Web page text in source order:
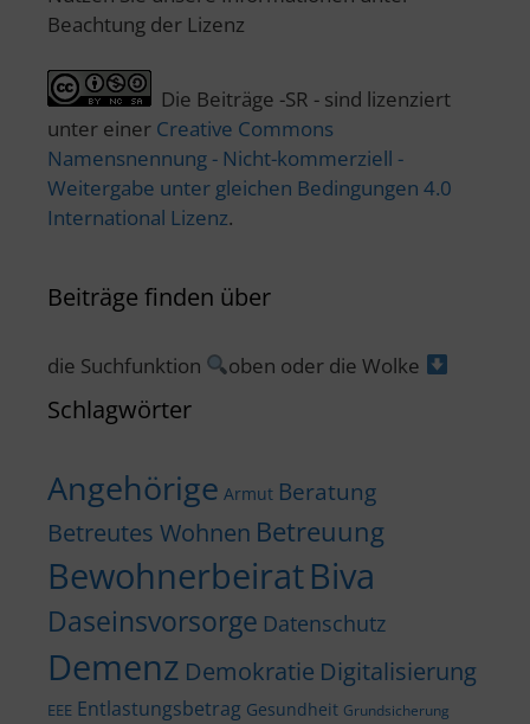
Beachtung der Lizenz
Die Beiträge -SR - sind lizenziert
unter einer Creative Commons
Namensnennung - Nicht-kommerziell -
Weitergabe unter gleichen Bedingungen 4.0
International Lizenz.
Beiträge finden über
die Suchfunktion oben oder die Wolke
Schlagwörter
Angehörige Armut Beratung
Betreutes Wohnen Betreuung
BewohnerbeiratBiva
Daseinsvorsorge Datenschutz
Demenz Demokratie Digitalisierung
EEE Entlastungsbetrag Gesundheit Grundsicherung